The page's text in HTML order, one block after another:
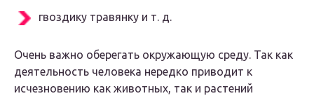
гвоздику травянку и т. д.
Очень важно оберегать окружающую среду. Так как
деятельность человека нередко приводит к
исчезновению как животных, так и растений